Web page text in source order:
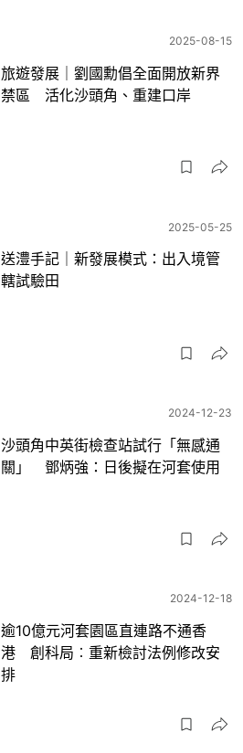
2025-08-15
旅遊發展｜劉國勳倡全面開放新界
禁區 活化沙頭角、重建口岸
2025-05-25
送澧手記｜新發展模式：出入境管
轄試驗田
2024-12-23
沙頭角中英街檢查站試行「無感通
關」 鄧炳強：日後擬在河套使用
2024-12-18
逾10億元河套園區直連路不通香
港 創科局︰重新檢討法例修改安
排